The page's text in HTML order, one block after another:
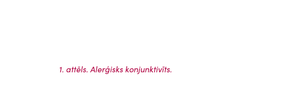
1. attēls. Alerģisks konjunktivīts.